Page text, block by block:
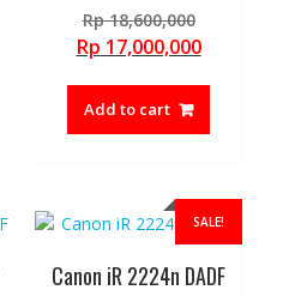
Rp18,600,000Original
price
Rp 17,000,000Current
Add to cart
SALE!
Canon iR 2224n DADF